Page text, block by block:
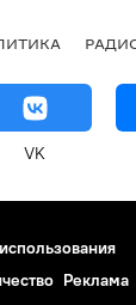
VK
Реклама